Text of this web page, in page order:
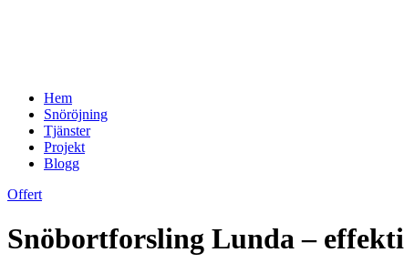
Hem
Snöröjning
Tjänster
Projekt
Blogg
Offert
Snöbortforsling Lunda –